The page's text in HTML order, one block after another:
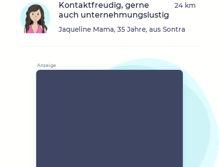
Kontaktfreudig, gerne
auch unternehmungslustig
Jaqueline Mama, 35 Jahre, aus Sontra
24 km